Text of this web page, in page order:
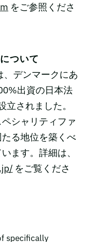
をご参照くださ
ついて
、デンマークにあ
出資の日本法
立されました。
シャリティファ
る地位を築くべ
ます。詳細は、
をご覧くださ
specifically